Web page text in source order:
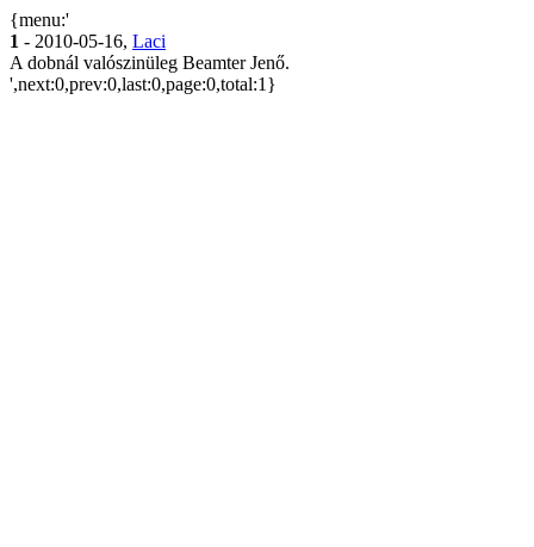
{menu:'
1 - 2010-05-16, Laci
A dobnál valószinüleg Beamter Jenő.
',next:0,prev:0,last:0,page:0,total:1}